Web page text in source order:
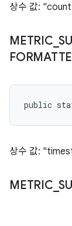
상수 값:
METRIC _
public
상수 값:
METRIC _